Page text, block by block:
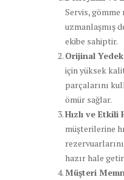
Servis,
uzmanlaşmış
ekibe sahiptir.
Orijinal
için yüksek
parçalarını
ömür sağlar.
Hızlı ve Etkili
müşterilerine
hazır hale
Müşteri